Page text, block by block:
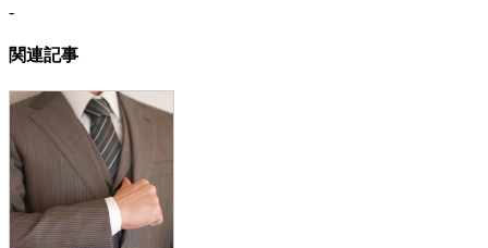
-
関連記事